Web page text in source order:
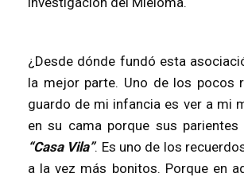
¿Desde dónde fundó esta
la mejor parte. Uno de los pocos
guardo de mi infancia es ver a mi
en su cama porque sus parientes
“Casa Vila”. Es uno de los
a la vez más bonitos. Porque en